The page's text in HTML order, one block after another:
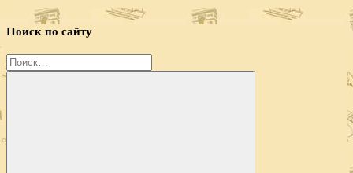
Поиск по сайту
Найти: